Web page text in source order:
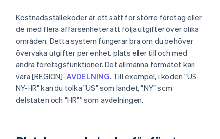
Kostnadsställekoder är ett sätt för större företag eller
de med flera affärsenheter att följa utgifter över olika
områden. Detta system fungerar bra om du behöver
övervaka utgifter per enhet, plats eller till och med
andra företagsfunktioner. Det allmänna formatet kan
vara [REGION]-AVDELNING. Till exempel, i koden "US-
NY-HR" kan du tolka "US" som landet, "NY" som
delstaten och "HR"” som avdelningen.